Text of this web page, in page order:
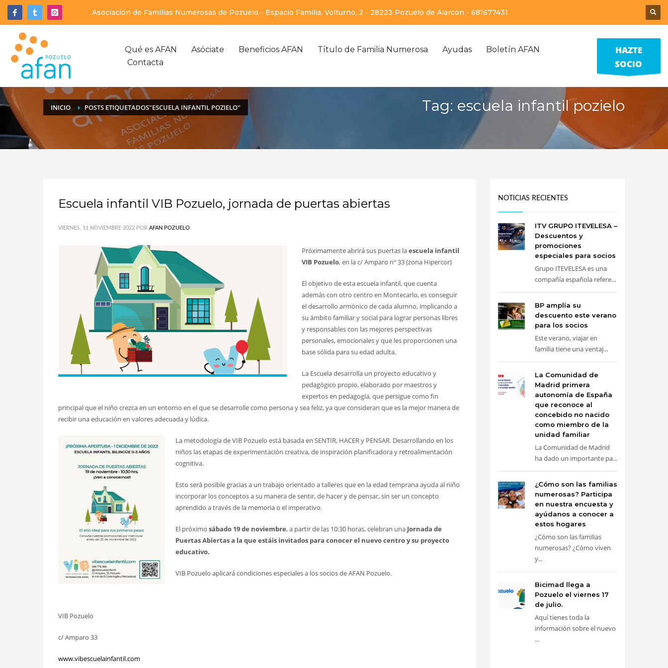
Asociación de Familias Numerosas de Pozuelo - Espacio Familia. Volturno, 2 - 28223 Pozuelo de Alarcón - 681677431
Qué es AFAN Asóciate Beneficios AFAN Título de Familia Numerosa Ayudas
Boletín AFAN
Contacta
HAZTE
SOCIO
INICIO POSTS ETIQUETADOS"ESCUELA INFANTIL POZIELO" Tag: escuela infantil pozielo
Escuela infantil VIB Pozuelo, jornada de puertas abiertas
VIERNES, 11 NOVIEMBRE 2022 POR AFAN POZUELO
Próximamente abrirá sus puertas laescuela infantil
VIB Pozuelo, en la c/ Amparo nº 33 (zona Hipercor)
El objetivo de esta escuela infantil, que cuenta
además con otro centro en Montecarlo, es conseguir
el desarrollo armónico de cada alumno, implicando a
su ámbito familiar y social para lograr personas libres
y responsables con las mejores perspectivas
personales, emocionales y que les proporcionen una
base sólida para su edad adulta.
La Escuela desarrolla un proyecto educativo y
pedagógico propio, elaborado por maestros y
expertos en pedagogía, que persigue como fin
principal que el niño crezca en un entorno en el que se desarrolle como persona y sea feliz, ya que consideran que es la mejor manera de
recibir una educación en valores adecuada y lúdica.
La metodología de VIB Pozuelo está basada en SENTIR, HACER y PENSAR. Desarrollando en los
niños las etapas de experimentación creativa, de inspiración planificadora y retroalimentación
cognitiva.
Esto será posible gracias a un trabajo orientado a talleres que en la edad temprana ayuda al niño
incorporar los conceptos a su manera de sentir, de hacer y de pensar, sin ser un concepto
aprendido a través de la memoria o el imperativo.
El próximo sábado 19 de noviembre, a partir de las 10:30 horas, celebran una Jornada de
Puertas Abiertas a la que estáis invitados para conocer el nuevo centro y su proyecto
educativo.
VIB Pozuelo aplicará condiciones especiales a los socios de AFAN Pozuelo.
VIB Pozuelo
c/ Amparo 33
www.vibescuelainfantil.com
NOTICIAS RECIENTES
ITV GRUPO ITEVELESA –
Descuentos y
promociones
especiales para socios
Grupo ITEVELESA es una
compañía española refere...
BP amplía su
descuento este verano
para los socios
Este verano, viajar en
familia tiene una ventaj...
La Comunidad de
Madrid primera
autonomía de España
que reconoce al
concebido no nacido
como miembro de la
unidad familiar
La Comunidad de Madrid
ha dado un importante pa...
¿Cómo son las familias
numerosas? Participa
en nuestra encuesta y
ayúdanos a conocer a
estos hogares
¿Cómo son las familias
numerosas? ¿Cómo viven
y...
Bicimad llega a
Pozuelo el viernes 17
de julio.
Aquí tienes toda la
información sobre el nuevo
...